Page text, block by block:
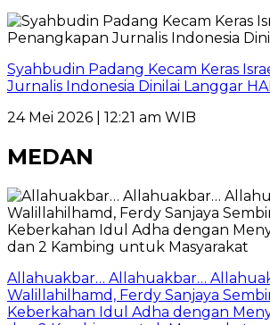
Syahbudin Padang Kecam Keras
Jurnalis Indonesia Dinilai Langgar
24 Mei 2026 | 12:21 am WIB
MEDAN
Allahuakbar… Allahuakbar…
Walillahilhamd, Ferdy Sanjaya
Keberkahan Idul Adha dengan